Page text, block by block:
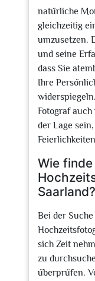
natürliche
gleichzeitig
umzusetzen.
und seine
dass Sie
Ihre
Fotograf
der Lage
Wie
Saarland?
Bei der
sich Zeit
zu
überprüfen.